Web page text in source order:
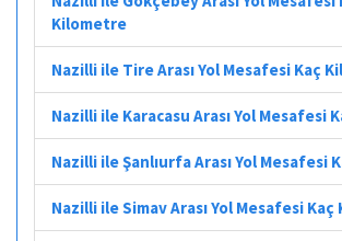
Kilometre
Nazilli ile Tire Arası Yol Mesafesi Kaç
Nazilli ile Karacasu Arası Yol Mesafesi
Nazilli ile Şanlıurfa Arası Yol Mesafesi
Nazilli ile Simav Arası Yol Mesafesi